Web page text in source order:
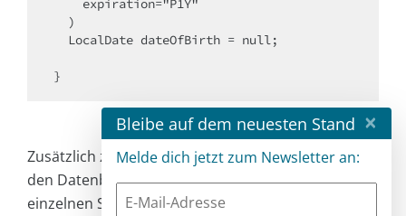
Zusätzlich zu den technischen Informationen über
den Datenbankspaltennamen und den Typ der
einzelnen Spalten können wir auf diese Weise
Bleibe auf dem neuesten Stand ×
Melde dich jetzt zum Newsletter an: